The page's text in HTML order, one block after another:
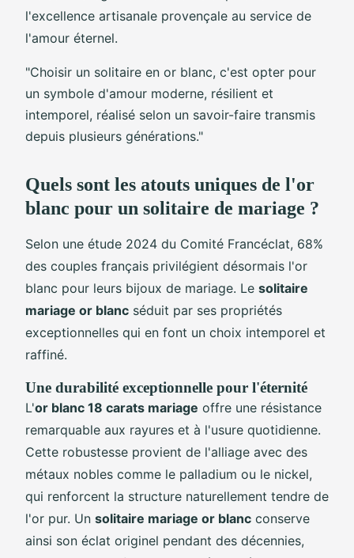
l'excellence artisanale provençale au service de
l'amour éternel.
"Choisir un solitaire en or blanc, c'est opter pour
un symbole d'amour moderne, résilient et
intemporel, réalisé selon un savoir-faire transmis
depuis plusieurs générations."
Quels sont les atouts uniques de l'or
blanc pour un solitaire de mariage ?
Selon une étude 2024 du Comité Francéclat, 68%
des couples français privilégient désormais l'or
blanc pour leurs bijoux de mariage. Le solitaire
mariage or blanc séduit par ses propriétés
exceptionnelles qui en font un choix intemporel et
raffiné.
Une durabilité exceptionnelle pour l'éternité
L'or blanc 18 carats mariage offre une résistance
remarquable aux rayures et à l'usure quotidienne.
Cette robustesse provient de l'alliage avec des
métaux nobles comme le palladium ou le nickel,
qui renforcent la structure naturellement tendre de
l'or pur. Un solitaire mariage or blanc conserve
ainsi son éclat originel pendant des décennies,